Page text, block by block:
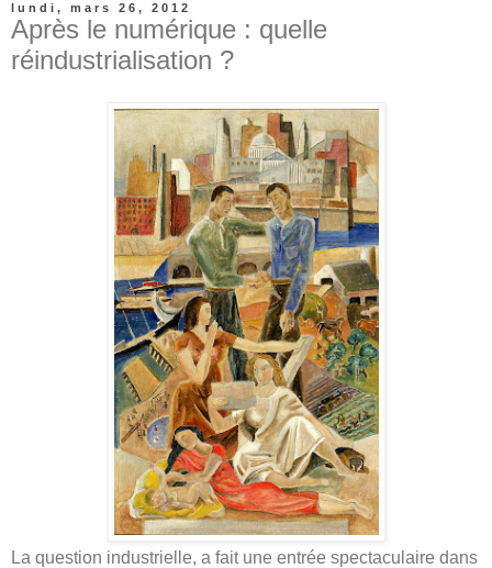
lundi, mars 26, 2012
Après le numérique : quelle
réindustrialisation ?
La question industrielle, a fait une entrée spectaculaire dans